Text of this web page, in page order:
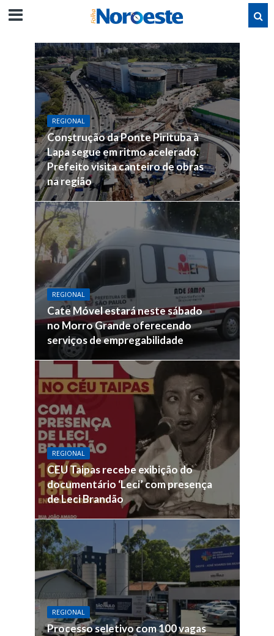
REGIONAL
Construção da Ponte Pirituba à
Lapa segue em ritmo acelerado.
Prefeito visita canteiro de obras
na região
REGIONAL
Cate Móvel estará neste sábado
no Morro Grande oferecendo
serviços de empregabilidade
REGIONAL
CEU Taipas recebe exibição do
documentário ‘Leci’ com presença
de Leci Brandão
REGIONAL
Processo seletivo com 100 vagas